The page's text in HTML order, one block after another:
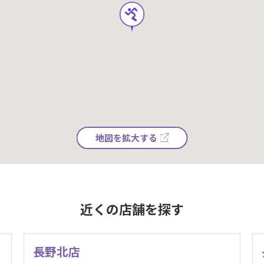
地図を拡大する
近くの店舗を探す
長野北店